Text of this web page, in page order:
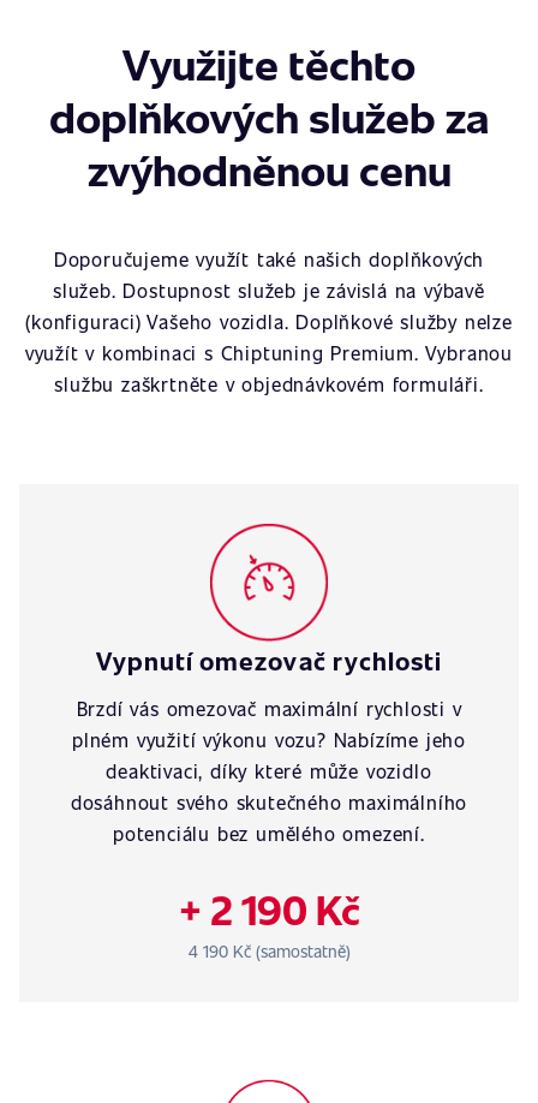
Využijte těchto
doplňkových služeb za
zvýhodněnou cenu
Doporučujeme využít také našich doplňkových
služeb. Dostupnost služeb je závislá na výbavě
(konfiguraci) Vašeho vozidla. Doplňkové služby nelze
využít v kombinaci s Chiptuning Premium. Vybranou
službu zaškrtněte v objednávkovém formuláři.
Vypnutí omezovač rychlosti
Brzdí vás omezovač maximální rychlosti v
plném využití výkonu vozu? Nabízíme jeho
deaktivaci, díky které může vozidlo
dosáhnout svého skutečného maximálního
potenciálu bez umělého omezení.
+ 2 190 Kč
4 190 Kč (samostatně)